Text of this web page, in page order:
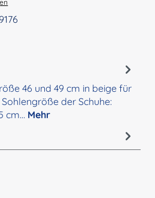
46 und 49 cm in beige für
der Schuhe:
cm… Mehr